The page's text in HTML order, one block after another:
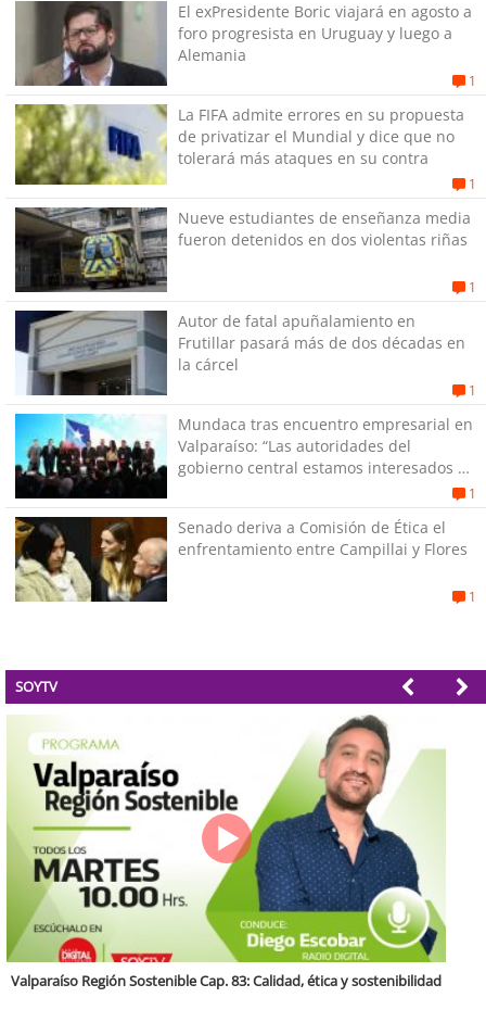
El exPresidente Boric viajará en agosto a
foro progresista en Uruguay y luego a
Alemania
1
La FIFA admite errores en su propuesta
de privatizar el Mundial y dice que no
tolerará más ataques en su contra
1
Nueve estudiantes de enseñanza media
fueron detenidos en dos violentas riñas
1
Autor de fatal apuñalamiento en
Frutillar pasará más de dos décadas en
la cárcel
1
Mundaca tras encuentro empresarial en
Valparaíso: “Las autoridades del
gobierno central estamos interesados en
1
Senado deriva a Comisión de Ética el
enfrentamiento entre Campillai y Flores
1
SOYTV